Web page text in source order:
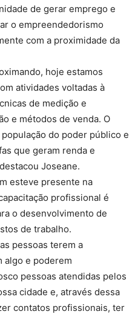
de gerar emprego e
o empreendedorismo
com a proximidade da
hoje estamos
atividades voltadas à
de medição e
e métodos de venda. O
do poder público e
que geram renda e
Joseane.
esteve presente na
profissional é
o desenvolvimento de
de trabalho.
pessoas terem a
algo e poderem
pessoas atendidas pelos
cidade e, através dessa
contatos profissionais, ter